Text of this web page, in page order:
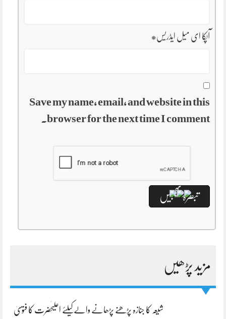
آپکا ای میل ایڈریس*
Save my name, email, and website in this
browser for the next time I comment.
مزید پڑھیں
شیعہ کا جنازہ پڑھنے پڑھانے والےکیلئے اعلیٰحضرت کا فتویٰ